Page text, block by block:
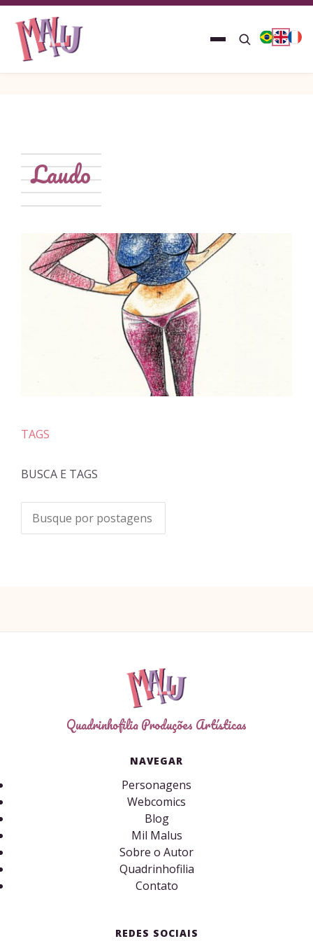
Laudo
TAGS
BUSCA E TAGS
Quadrinhofilia Produções Artísticas
NAVEGAR
Personagens
Webcomics
Blog
Mil Malus
Sobre o Autor
Quadrinhofilia
Contato
REDES SOCIAIS